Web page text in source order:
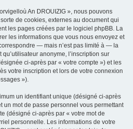
An DROUIZIG », nous pouvons
de cookies, externes au document qui
les pages créées par le logiciel phpBB. La
les informations que vous nous envoyez et
— mais n’est pas limité à — la
anonyme, l’inscription sur
ci-après par « votre compte ») et les
votre inscription et lors de votre connexion
»).
un identifiant unique (désigné ci-après
un mot de passe personnel vous permettant
(désigné ci-après par « votre mot de
personnelle. Les informations de votre